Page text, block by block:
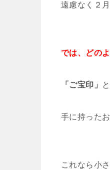
遠慮なく２
では、どの
「ご宝印」
手に持った
これなら小